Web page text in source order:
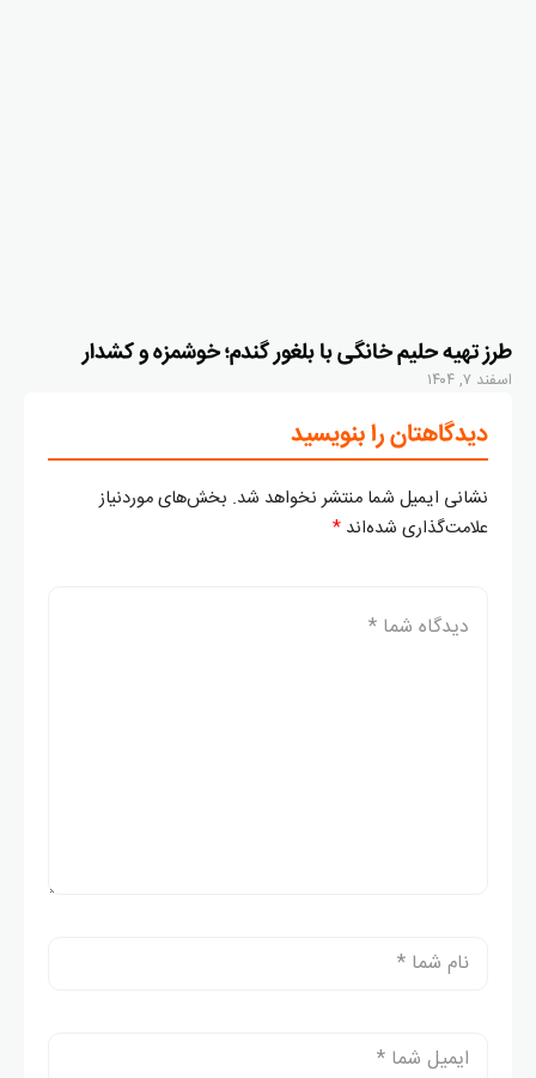
طرز تهیه حلیم خانگی با بلغور گندم؛ خوشمزه و کشدار
اسفند ۷, ۱۴۰۴
دیدگاهتان را بنویسید
نشانی ایمیل شما منتشر نخواهد شد. بخش‌های موردنیاز
علامت‌گذاری شده‌اند *